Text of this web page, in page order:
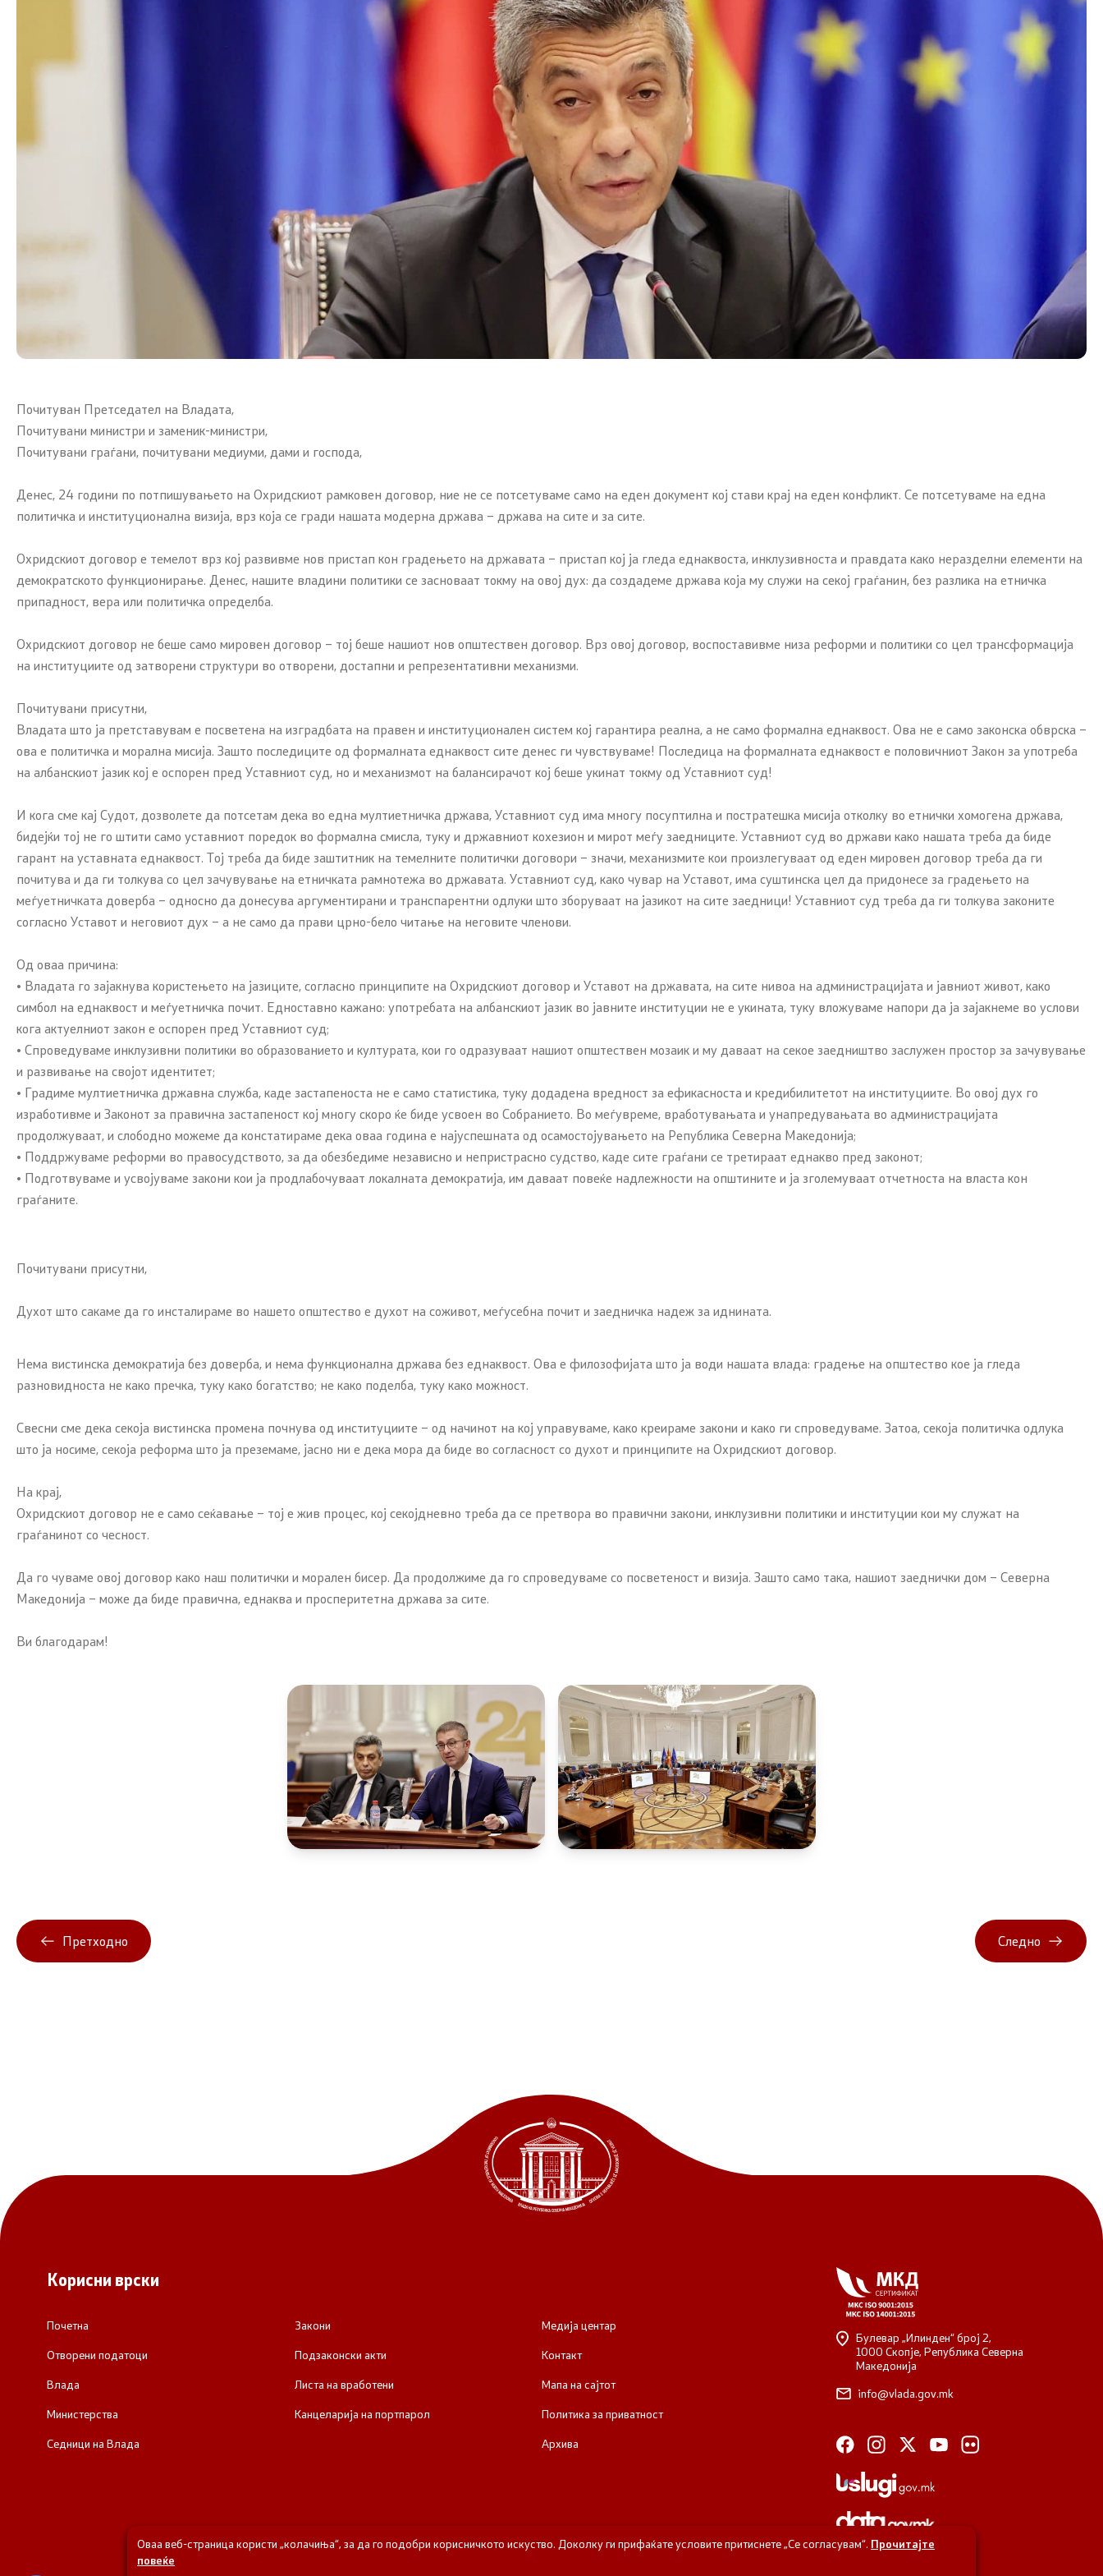
Органи во состав
Генерален Секретаријат
Изјава за пристапност
Почитуван Претседател на Владата,
Почитувани министри и заменик-министри,
Почитувани граѓани, почитувани медиуми, дами и господа,
Денес, 24 години по потпишувањето на Охридскиот рамковен договор, ние не се потсетуваме само на еден документ кој стави крај на еден конфликт. Се потсетуваме на една
политичка и институционална визија, врз која се гради нашата модерна држава – држава на сите и за сите.
Охридскиот договор е темелот врз кој развивме нов пристап кон градењето на државата – пристап кој ја гледа еднаквоста, инклузивноста и правдата како неразделни елементи на
демократското функционирање. Денес, нашите владини политики се засноваат токму на овој дух: да создадеме држава која му служи на секој граѓанин, без разлика на етничка
припадност, вера или политичка определба.
Охридскиот договор не беше само мировен договор – тој беше нашиот нов општествен договор. Врз овој договор, воспоставивме низа реформи и политики со цел трансформација
на институциите од затворени структури во отворени, достапни и репрезентативни механизми.
Почитувани присутни,
Владата што ја претставувам е посветена на изградбата на правен и институционален систем кој гарантира реална, а не само формална еднаквост. Ова не е само законска обврска –
ова е политичка и морална мисија. Зашто последиците од формалната еднаквост сите денес ги чувствуваме! Последица на формалната еднаквост е половичниот Закон за употреба
на албанскиот јазик кој е оспорен пред Уставниот суд, но и механизмот на балансирачот кој беше укинат токму од Уставниот суд!
И кога сме кај Судот, дозволете да потсетам дека во една мултиетничка држава, Уставниот суд има многу посуптилна и постратешка мисија отколку во етнички хомогена држава,
бидејќи тој не го штити само уставниот поредок во формална смисла, туку и државниот кохезион и мирот меѓу заедниците. Уставниот суд во држави како нашата треба да биде
гарант на уставната еднаквост. Тој треба да биде заштитник на темелните политички договори – значи, механизмите кои произлегуваат од еден мировен договор треба да ги
почитува и да ги толкува со цел зачувување на етничката рамнотежа во државата. Уставниот суд, како чувар на Уставот, има суштинска цел да придонесе за градењето на
меѓуетничката доверба – односно да донесува аргументирани и транспарентни одлуки што зборуваат на јазикот на сите заедници! Уставниот суд треба да ги толкува законите
согласно Уставот и неговиот дух – а не само да прави црно-бело читање на неговите членови.
Од оваа причина:
• Владата го зајакнува користењето на јазиците, согласно принципите на Охридскиот договор и Уставот на државата, на сите нивоа на администрацијата и јавниот живот, како
симбол на еднаквост и меѓуетничка почит. Едноставно кажано: употребата на албанскиот јазик во јавните институции не е укината, туку вложуваме напори да ја зајакнеме во услови
кога актуелниот закон е оспорен пред Уставниот суд;
• Спроведуваме инклузивни политики во образованието и културата, кои го одразуваат нашиот општествен мозаик и му даваат на секое заедништво заслужен простор за зачувување
и развивање на својот идентитет;
• Градиме мултиетничка државна служба, каде застапеноста не е само статистика, туку додадена вредност за ефикасноста и кредибилитетот на институциите. Во овој дух го
изработивме и Законот за правична застапеност кој многу скоро ќе биде усвоен во Собранието. Во меѓувреме, вработувањата и унапредувањата во администрацијата
продолжуваат, и слободно можеме да констатираме дека оваа година е најуспешната од осамостојувањето на Република Северна Македонија;
• Поддржуваме реформи во правосудството, за да обезбедиме независно и непристрасно судство, каде сите граѓани се третираат еднакво пред законот;
• Подготвуваме и усвојуваме закони кои ја продлабочуваат локалната демократија, им даваат повеќе надлежности на општините и ја зголемуваат отчетноста на власта кон
граѓаните.
Почитувани присутни,
Духот што сакаме да го инсталираме во нашето општество е духот на соживот, меѓусебна почит и заедничка надеж за иднината.
Нема вистинска демократија без доверба, и нема функционална држава без еднаквост. Ова е филозофијата што ја води нашата влада: градење на општество кое ја гледа
разновидноста не како пречка, туку како богатство; не како поделба, туку како можност.
Свесни сме дека секоја вистинска промена почнува од институциите – од начинот на кој управуваме, како креираме закони и како ги спроведуваме. Затоа, секоја политичка одлука
што ја носиме, секоја реформа што ја преземаме, јасно ни е дека мора да биде во согласност со духот и принципите на Охридскиот договор.
На крај,
Охридскиот договор не е само сеќавање – тој е жив процес, кој секојдневно треба да се претвора во правични закони, инклузивни политики и институции кои му служат на
граѓанинот со чесност.
Да го чуваме овој договор како наш политички и морален бисер. Да продолжиме да го спроведуваме со посветеност и визија. Зашто само така, нашиот заеднички дом – Северна
Македонија – може да биде правична, еднаква и просперитетна држава за сите.
Ви благодарам!
Претходно Следно
Корисни врски
Почетна
Отворени податоци
Влада
Министерства
Седници на Влада
Закони
Подзаконски акти
Листа на вработени
Канцеларија на портпарол
Медија центар
Контакт
Мапа на сајтот
Политика за приватност
Архива
Булевар „Илинден“ број 2,
1000 Скопје, Република Северна
Македонија
info@vlada.gov.mk
Оваа веб-страница користи „колачиња“, за да го подобри корисничкото искуство. Доколку ги прифаќате условите притиснете „Се согласувам“. Прочитајте
повеќе